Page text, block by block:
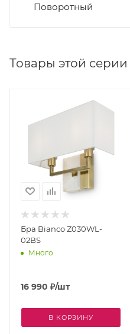
Поворотный
Товары этой серии
без проводов
Бра Bianco Z030WL-
02BS
Много
16 990 ₽/шт
В КОРЗИНУ